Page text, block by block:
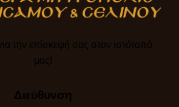
την επίσκεψή σας στον ιστότοπό
μας!​
Διεύθυνση